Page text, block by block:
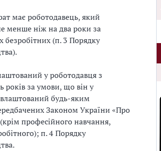
має роботодавець, який
менше ніж на два роки за
безробітних (п. 3 Порядку
у роботодавця з
років за умови, що він у
будь-яким
Законом України «Про
професійного навчання,
п. 4 Порядку